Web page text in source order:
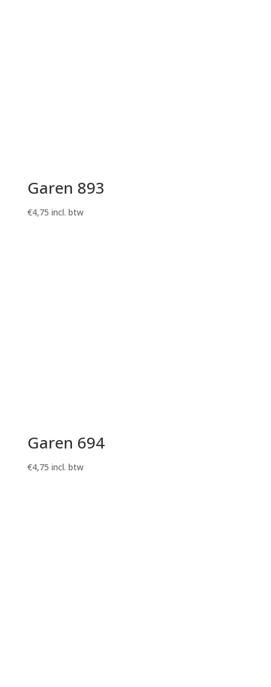
Garen 893
€4,75 incl. btw
Garen 694
€4,75 incl. btw